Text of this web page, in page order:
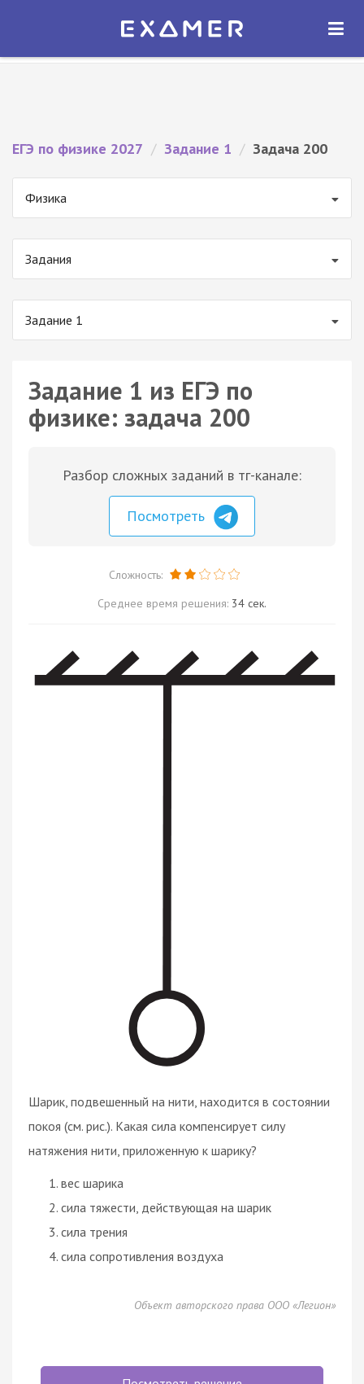
Экзамер — ЕГЭ 2027
ОТКРЫТЬ
ЕГЭ по физике 2027 / Задание 1 / Задача 200
Физика
Задания
Задание 1
Задание 1 из ЕГЭ по
физике: задача 200
Разбор сложных заданий в тг-канале:
Посмотреть
Сложность:
Среднее время решения: 34 сек.
Шарик, подвешенный на нити, находится в состоянии
покоя (см. рис.). Какая сила компенсирует силу
натяжения нити, приложенную к шарику?
вес шарика
сила тяжести, действующая на шарик
сила трения
сила сопротивления воздуха
Объект авторского права ООО «Легион»